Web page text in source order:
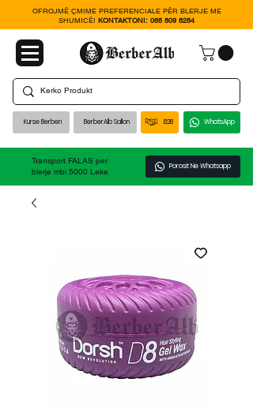
OFROJMË ÇMIME PREFERENCIALE PËR BLERJE ME
SHUMICË! KONTAKTONI: 068 809 8284
Kurse Berberi BerberAlb Sallon B2B WhatsApp
Transport FALAS per
blerje mbi 5000 Leke
Porosit Ne Whatsapp